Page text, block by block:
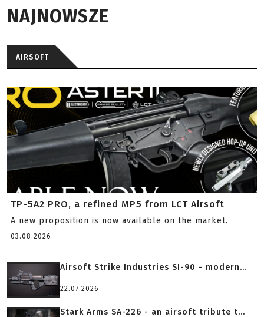
NAJNOWSZE
AIRSOFT
TP-5A2 PRO, a refined MP5 from LCT Airsoft
A new proposition is now available on the market.
03.08.2026
Airsoft Strike Industries SI-90 - modern...
22.07.2026
Stark Arms SA-226 - an airsoft tribute t...